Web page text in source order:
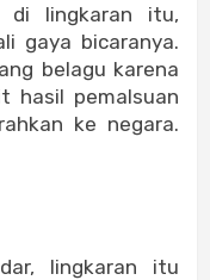
di lingkaran itu,
gaya bicaranya.
belagu karena
hasil pemalsuan
ke negara.
lingkaran itu